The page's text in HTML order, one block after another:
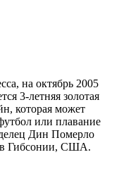
на октябрь 2005
3-летняя золотая
которая может
или плавание
Дин Померло
в Гибсонии, США.